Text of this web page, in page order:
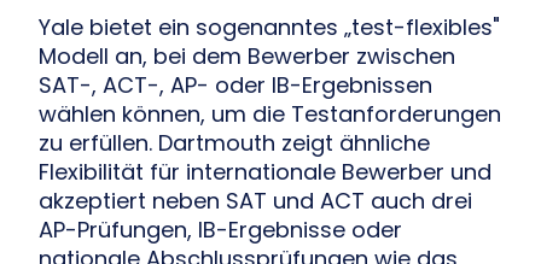
Yale bietet ein sogenanntes „test-flexibles"
Modell an, bei dem Bewerber zwischen
SAT-, ACT-, AP- oder IB-Ergebnissen
wählen können, um die Testanforderungen
zu erfüllen. Dartmouth zeigt ähnliche
Flexibilität für internationale Bewerber und
akzeptiert neben SAT und ACT auch drei
AP-Prüfungen, IB-Ergebnisse oder